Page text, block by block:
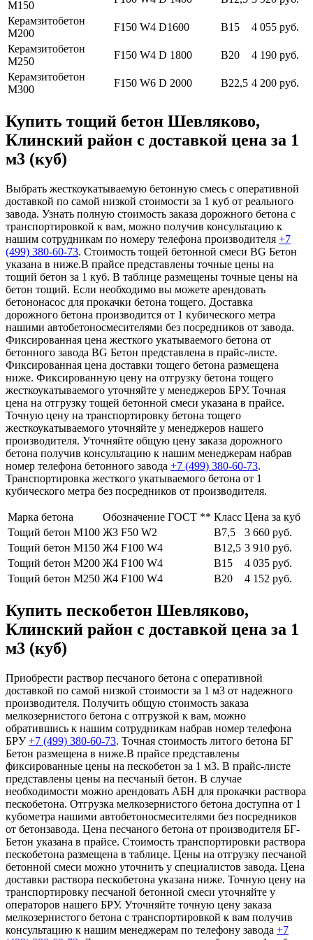
М150
Керамзитобетон
М200
F150 W4 D1600 В15
4 055 руб.
Керамзитобетон
М250
F150 W4 D 1800 В20
4 190 руб.
Керамзитобетон
М300
F150 W6 D 2000 В22,5 4 200 руб.
Купить тощий бетон Шевляково,
Клинский район с доставкой цена за 1
м3 (куб)
Выбрать жесткоукатываемую бетонную смесь с оперативной
доставкой по самой низкой стоимости за 1 куб от реального
завода. Узнать полную стоимость заказа дорожного бетона с
транспортировкой к вам, можно получив консультацию к
нашим сотрудникам по номеру телефона производителя +7
(499) 380-60-73. Стоимость тощей бетонной смеси BG Бетон
указана в ниже.В прайсе представлены точные цены на
тощий бетон за 1 куб. В таблице размещены точные цены на
бетон тощий. Если необходимо вы можете арендовать
бетононасос для прокачки бетона тощего. Доставка
дорожного бетона производится от 1 кубического метра
нашими автобетоносмесителями без посредников от завода.
Фиксированная цена жесткого укатываемого бетона от
бетонного завода BG Бетон представлена в прайс-листе.
Фиксированная цена доставки тощего бетона размещена
ниже. Фиксированную цену на отгрузку бетона тощего
жесткоукатываемого уточняйте у менеджеров БРУ. Точная
цена на отгрузку тощей бетонной смеси указана в прайсе.
Точную цену на транспортировку бетона тощего
жесткоукатываемого уточняйте у менеджеров нашего
производителя. Уточняйте общую цену заказа дорожного
бетона получив консультацию к нашим менеджерам набрав
номер телефона бетонного завода +7 (499) 380-60-73.
Транспортировка жесткого укатываемого бетона от 1
кубического метра без посредников от производителя.
Марка бетона Обозначение ГОСТ ** Класс Цена за куб
Тощий бетон М100 Ж3 F50 W2 В7,5
3 660 руб.
Тощий бетон М150 Ж4 F100 W4 В12,5 3 910 руб.
Тощий бетон М200 Ж4 F100 W4 В15
4 035 руб.
Тощий бетон М250 Ж4 F100 W4 В20 4 152 руб.
Купить пескобетон Шевляково,
Клинский район с доставкой цена за 1
м3 (куб)
Приобрести раствор песчаного бетона с оперативной
доставкой по самой низкой стоимости за 1 м3 от надежного
производителя. Получить общую стоимость заказа
мелкозернистого бетона с отгрузкой к вам, можно
обратившись к нашим сотрудникам набрав номер телефона
БРУ+7 (499) 380-60-73. Точная стоимость литого бетона БГ
Бетон размещена в ниже.В прайсе представлены
фиксированные цены на пескобетон за 1 м3. В прайс-листе
представлены цены на песчаный бетон. В случае
необходимости можно арендовать АБН для прокачки раствора
пескобетона. Отгрузка мелкозернистого бетона доступна от 1
кубометра нашими автобетоносмесителями без посредников
от бетонзавода. Цена песчаного бетона от производителя БГ-
Бетон указана в прайсе. Стоимость транспортировки раствора
пескобетона размещена в таблице. Цены на отгрузку песчаной
бетонной смеси можно уточнить у специалистов завода. Цена
доставки раствора пескобетона указана ниже. Точную цену на
транспортировку песчаной бетонной смеси уточняйте у
операторов нашего БРУ. Уточняйте точную цену заказа
мелкозернистого бетона с транспортировкой к вам получив
консультацию к нашим менеджерам по телефону завода +7